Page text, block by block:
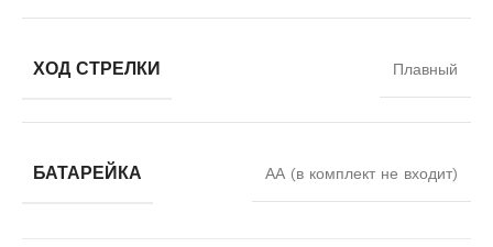
ХОД СТРЕЛКИ Плавный
БАТАРЕЙКА АА (в комплект не входит)